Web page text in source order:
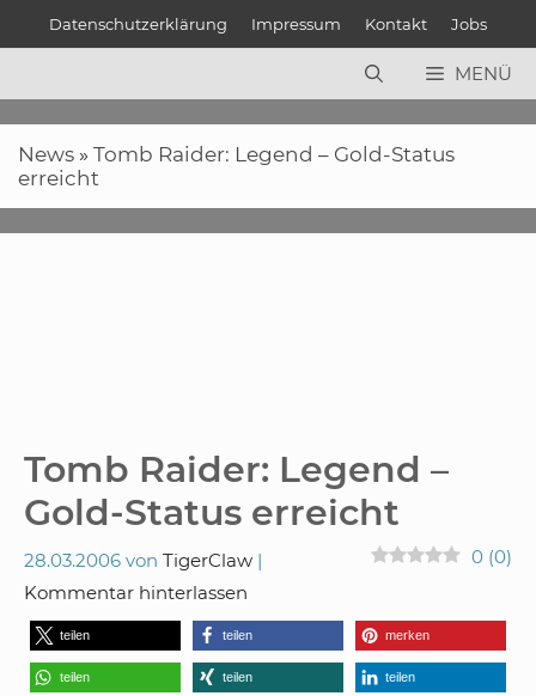
Datenschutzerklärung Impressum Kontakt Jobs
MENÜ
News » Tomb Raider: Legend – Gold-Status
erreicht
Tomb Raider: Legend –
Gold-Status erreicht
28.03.2006 von TigerClaw 0 (0)
Kommentar hinterlassen
teilen teilen merken
teilen teilen teilen